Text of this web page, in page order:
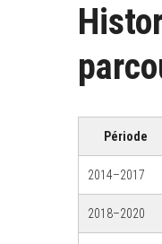
Période
2014–2017
2018–2020